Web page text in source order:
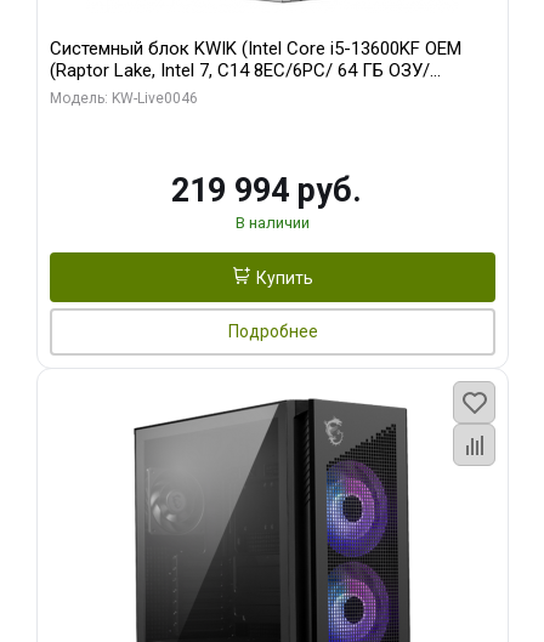
Системный блок KWIK (Intel Core i5-13600KF OEM
(Raptor Lake, Intel 7, C14 8EC/6PC/ 64 ГБ ОЗУ/
Gigabyte RTX5060Ti GAMING OC 8GB GDDR7 128bit
Модель: KW-Live0046
219 994 руб.
В наличии
Купить
Подробнее